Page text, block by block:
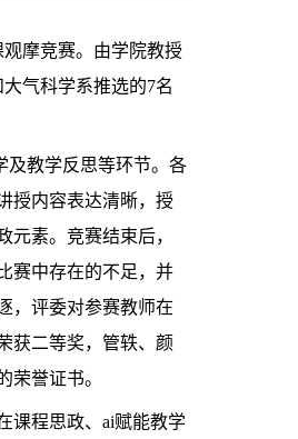
摩竞赛。由学院教授
气科学系推选的7名
及教学反思等环节。各
授内容表达清晰，授
素。竞赛结束后，
赛中存在的不足，并
，评委对参赛教师在
获二等奖，管轶、颜
荣誉证书。
课程思政、ai赋能教学